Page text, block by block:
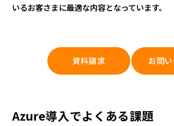
いるお客さまに最適な内容となっています。
資料請求 お問
Azure導入でよくある課題